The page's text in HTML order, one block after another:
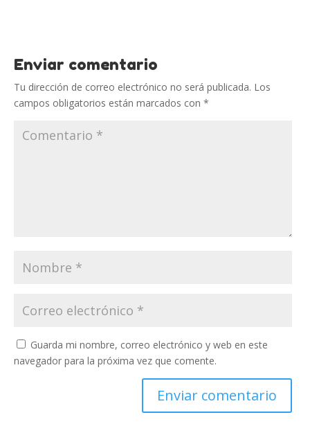
Enviar comentario
Tu dirección de correo electrónico no será publicada. Los
campos obligatorios están marcados con *
Guarda mi nombre, correo electrónico y web en este
navegador para la próxima vez que comente.